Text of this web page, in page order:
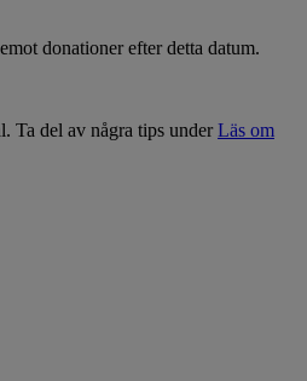
donationer efter detta datum.
Ta del av några tips underLäs om